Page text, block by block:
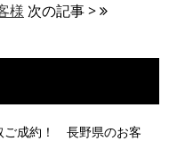
様 次の記事 >
ご成約！ 長野県のお客